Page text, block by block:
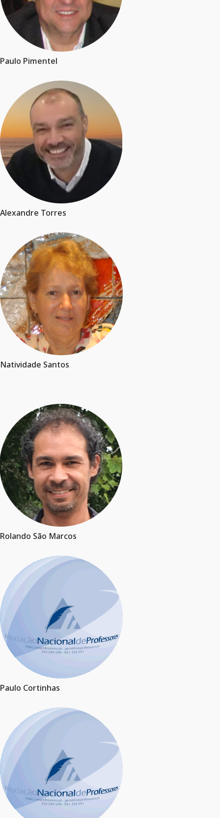
Paulo Pimentel
Alexandre Torres
Natividade Santos
Rolando São Marcos
Paulo Cortinhas